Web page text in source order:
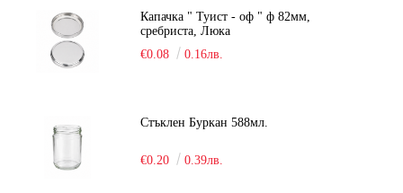
Капачка " Туист - оф " ф 82мм,
сребриста, Люка
€0.08
0.16лв.
Стъклен Буркан 588мл.
€0.20 0.39лв.